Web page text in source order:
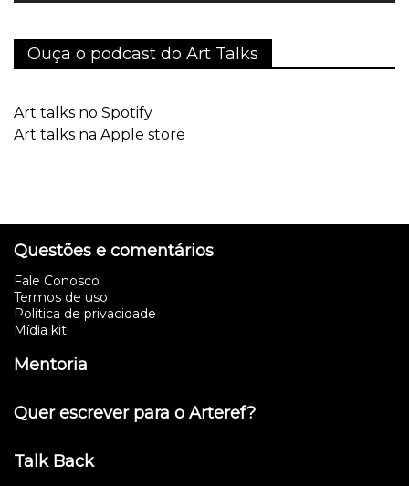
Ouça o podcast do Art Talks
Art talks no Spotify
Art talks na Apple store
Questões e comentários
Fale Conosco
Termos de uso
Politica de privacidade
Mídia kit
Mentoria
Quer escrever para o Arteref?
Talk Back